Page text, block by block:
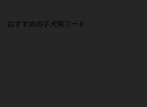
おすすめの子犬用フード